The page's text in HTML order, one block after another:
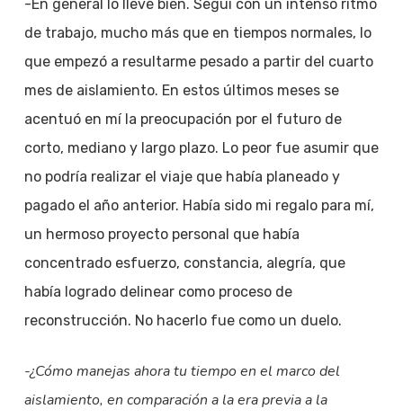
-En general lo llevé bien. Seguí con un intenso ritmo
de trabajo, mucho más que en tiempos normales, lo
que empezó a resultarme pesado a partir del cuarto
mes de aislamiento. En estos últimos meses se
acentuó en mí la preocupación por el futuro de
corto, mediano y largo plazo. Lo peor fue asumir que
no podría realizar el viaje que había planeado y
pagado el año anterior. Había sido mi regalo para mí,
un hermoso proyecto personal que había
concentrado esfuerzo, constancia, alegría, que
había logrado delinear como proceso de
reconstrucción. No hacerlo fue como un duelo.
-¿Cómo manejas ahora tu tiempo en el marco del
aislamiento, en comparación a la era previa a la